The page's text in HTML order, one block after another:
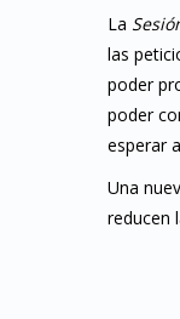
La
las
poder
poder
esperar
Una
reducen